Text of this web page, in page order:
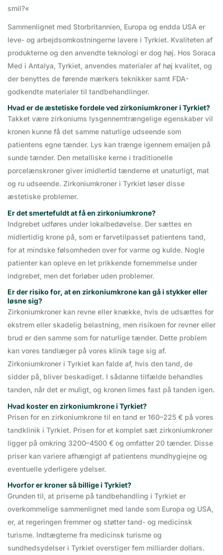
smil?«
Sammenlignet med Storbritannien, Europa og endda USA er
leve- og arbejdsomkostningerne lavere i Tyrkiet. Kvaliteten af
produkterne og den anvendte teknologi er dog høj. Hos Soraca
Med i Antalya, Tyrkiet, anvendes materialer af høj kvalitet, og
der benyttes de førende mærkers teknikker samt FDA-
godkendte materialer til tandbehandlinger.
Hvad er de æstetiske fordele ved zirkoniumkroner i Tyrkiet?
Takket være zirkoniums lysgennemtrængelige egenskaber vil
kronen kunne få det samme naturlige udseende som
patientens egne tænder. Lys kan trænge igennem emaljen på
sunde tænder. Den metalliske kerne i traditionelle
porcelænskroner giver imidlertid tænderne et unaturligt, mat
og ru udseende. Zirkoniumkroner i Tyrkiet løser disse
æstetiske problemer.
Er det smertefuldt at få en zirkoniumkrone?
Indgrebet udføres under lokalbedøvelse. Der sættes en
midlertidig krone på, som er farvetilpasset patientens tand,
for at mindske følsomheden over for varme og kulde. Nogle
patienter kan opleve en let prikkende fornemmelse under
indgrebet, men det forløber uden problemer.
Er der risiko for, at en zirkoniumkrone kan gå i stykker eller
løsne sig?
Zirkoniumkroner kan revne eller knække, hvis de udsættes for
ekstrem eller skadelig belastning, men risikoen for revner eller
brud er den samme som for naturlige tænder. Dette problem
kan vores tandlæger på vores klinik tage sig af.
Zirkoniumkroner i Tyrkiet kan falde af, hvis den tand, de
sidder på, bliver beskadiget. I sådanne tilfælde behandles
tanden, når det er muligt, og kronen limes fast på tanden igen.
Hvad koster en zirkoniumkrone i Tyrkiet?
Prisen for en zirkoniumkrone til en tand er 160–225 € på vores
tandklinik i Tyrkiet. Prisen for et komplet sæt zirkoniumkroner
ligger på omkring 3200–4500 € og omfatter 20 tænder. Disse
priser kan variere afhængigt af patientens mundhygiejne og
eventuelle yderligere ydelser.
Hvorfor er kroner så billige i Tyrkiet?
Grunden til, at priserne på tandbehandling i Tyrkiet er
overkommelige sammenlignet med lande som Europa og USA,
er, at regeringen fremmer og støtter tand- og medicinsk
turisme. Indtægterne fra medicinsk turisme og
sundhedsydelser i Tyrkiet overstiger fem milliarder dollars.